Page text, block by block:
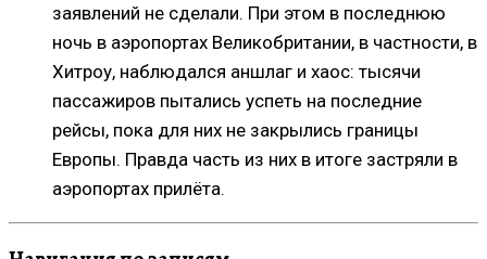
заявлений не сделали. При этом в последнюю
ночь в аэропортах Великобритании, в частности, в
Хитроу, наблюдался аншлаг и хаос: тысячи
пассажиров пытались успеть на последние
рейсы, пока для них не закрылись границы
Европы. Правда часть из них в итоге застряли в
аэропортах прилёта.